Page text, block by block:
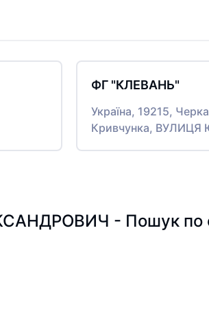
ФГ "КЛЕВАНЬ"
Україна, 19215,
Кривчунка, ВУЛИЦЯ
- Пошук по